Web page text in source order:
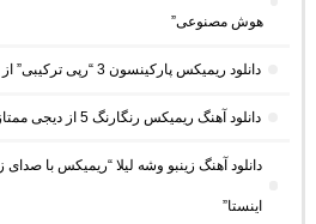
هوش مصنوعی”
دانلود ریمیکس پارکینسون 3 “رپی ترکیبی” از اس اچ
دانلود آهنگ ریمیکس رنگارنگ 5 از دیجی ممتاز
دانلود آهنگ زینبو وشه لیلا “ریمیکس با
اینستا”